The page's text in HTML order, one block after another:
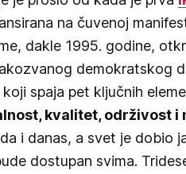
na čuvenoj
dakle 1995. godine,
demokratskog
spaja pet ključnih
kvalitet, održivost i
i danas, a svet je dobio
dostupan svima.